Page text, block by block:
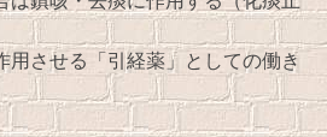
用させる「引経薬」としての働き